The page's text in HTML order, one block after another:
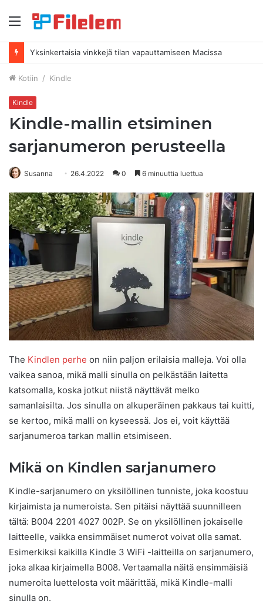
Valikko
Kuinka poistaa kuvakaappauksia Macissa
Kotiin / Kindle
Kindle
Kindle-mallin etsiminen
sarjanumeron perusteella
Susanna 26.4.2022 0 6 minuuttia luettua
The Kindlen perhe on niin paljon erilaisia ​​malleja. Voi olla
vaikea sanoa, mikä malli sinulla on pelkästään laitetta
katsomalla, koska jotkut niistä näyttävät melko
samanlaisilta. Jos sinulla on alkuperäinen pakkaus tai kuitti,
se kertoo, mikä malli on kyseessä. Jos ei, voit käyttää
sarjanumeroa tarkan mallin etsimiseen.
Mikä on Kindlen sarjanumero
Kindle-sarjanumero on yksilöllinen tunniste, joka koostuu
kirjaimista ja numeroista. Sen pitäisi näyttää suunnilleen
tältä: B004 2201 4027 002P. Se on yksilöllinen jokaiselle
laitteelle, vaikka ensimmäiset numerot voivat olla samat.
Esimerkiksi kaikilla Kindle 3 WiFi -laitteilla on sarjanumero,
joka alkaa kirjaimella B008. Vertaamalla näitä ensimmäisiä
numeroita luettelosta voit määrittää, mikä Kindle-malli
sinulla on.